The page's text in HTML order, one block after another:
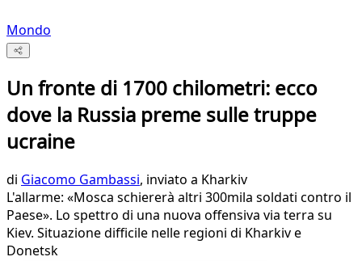
Mondo
Un fronte di 1700 chilometri: ecco
dove la Russia preme sulle truppe
ucraine
di Giacomo Gambassi, inviato a Kharkiv
L'allarme: «Mosca schiererà altri 300mila soldati contro il
Paese». Lo spettro di una nuova offensiva via terra su
Kiev. Situazione difficile nelle regioni di Kharkiv e
Donetsk